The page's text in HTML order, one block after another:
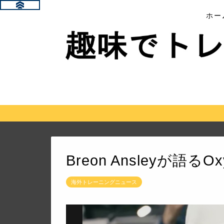
ホー
Breon Ansleyが語る
海外トレーニングニュース